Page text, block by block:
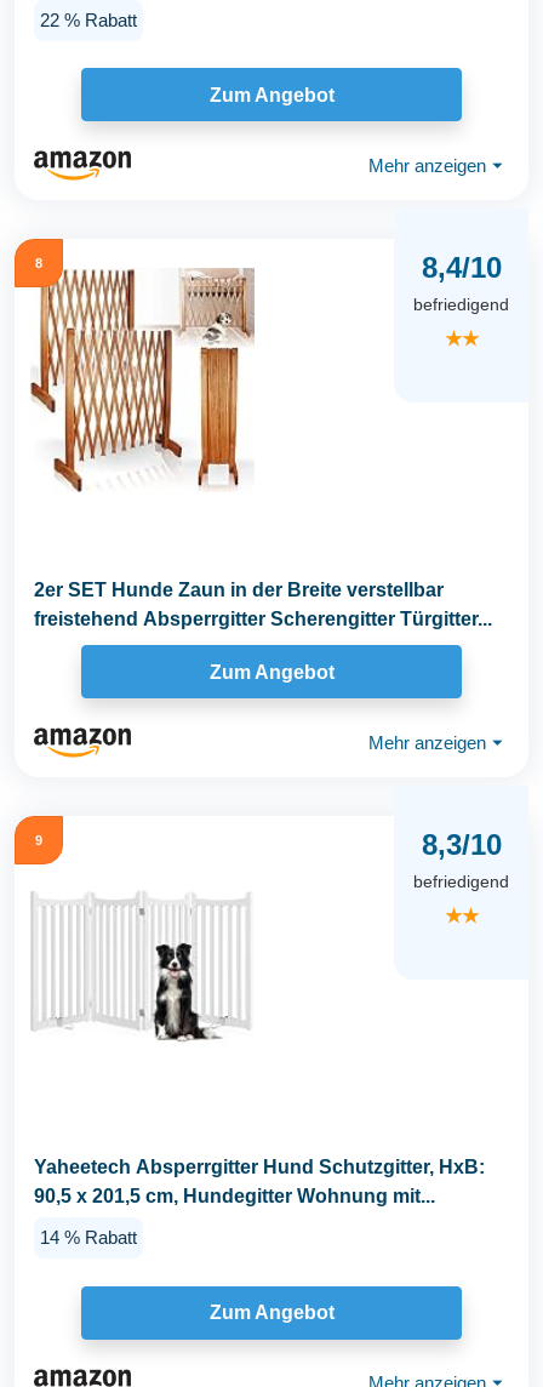
22 % Rabatt
Zum Angebot
Mehr anzeigen ⏷
8 8,4/10
befriedigend
★★
2er SET Hunde Zaun in der Breite verstellbar
freistehend Absperrgitter Scherengitter Türgitter...
Zum Angebot
Mehr anzeigen ⏷
9 8,3/10
befriedigend
★★
Yaheetech Absperrgitter Hund Schutzgitter, HxB:
90,5 x 201,5 cm, Hundegitter Wohnung mit...
14 % Rabatt
Zum Angebot
Mehr anzeigen ⏷